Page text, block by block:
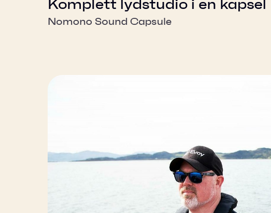
Komplett lydstudio i en kapsel
Nomono Sound Capsule